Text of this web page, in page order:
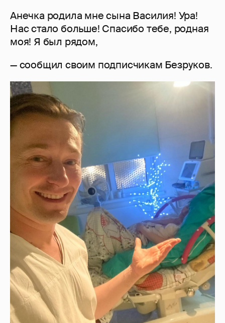
Анечка родила мне сына Василия! Ура!
Нас стало больше! Спасибо тебе, родная
моя! Я был рядом,
— сообщил своим подписчикам Безруков.